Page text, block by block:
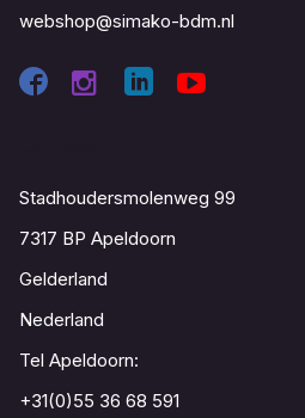
webshop@simako-bdm.nl
Stadhoudersmolenweg 99
7317 BP Apeldoorn
Gelderland
Nederland
Tel Apeldoorn:
+31(0)55 36 68 591